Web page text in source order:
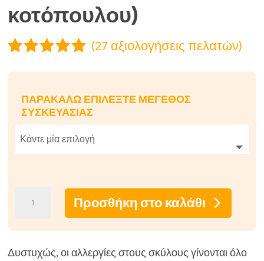
κοτόπουλου)
ήθηκε με
4.78από
5 με βάση
βαθμολογί
ες πελάτη
(27αξιολογήσεις πελατών)
ΠΑΡΑΚΑΛΏ ΕΠΙΛΈΞΤΕ ΜΈΓΕΘΟΣ
ΣΥΣΚΕΥΑΣΊΑΣ
Υποαλλεργική
ξηρά
σκυλοτροφή
Προσθήκη στο καλάθι
Δυστυχώς, οι αλλεργίες στους σκύλους γίνονται όλο